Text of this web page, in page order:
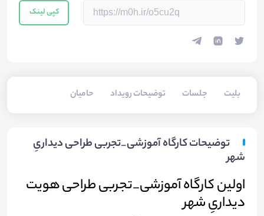
کپی لینک
بلیت‌ جلسات توضیحات رویداد حامیان
توضیحات کارگاه آموزشی_تجربی طراحی دیداریِ
شهر
اولین کارگاه آموزشی_تجربی طراحی هویت
دیداریِ شهر